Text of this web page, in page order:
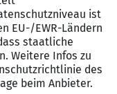
Bereich Umwelt-